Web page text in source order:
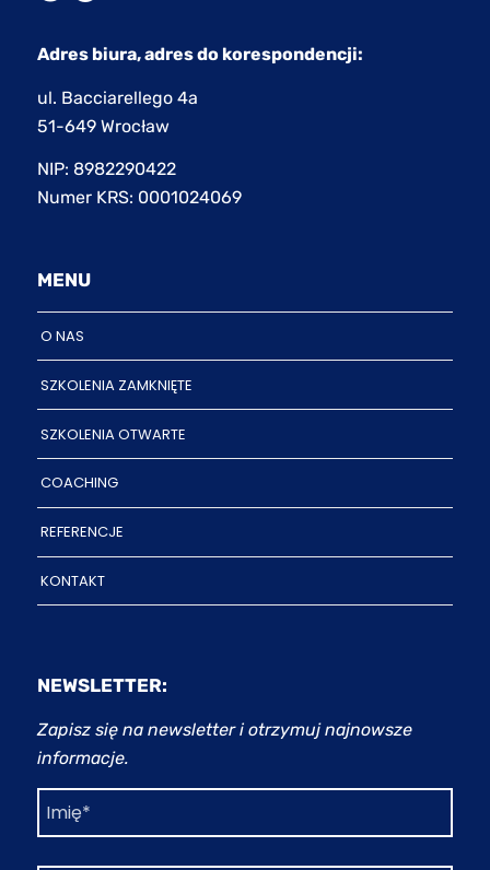
Adres biura, adres do korespondencji:
ul. Bacciarellego 4a
51-649 Wrocław
NIP: 8982290422
Numer KRS: 0001024069
MENU
O NAS
SZKOLENIA ZAMKNIĘTE
SZKOLENIA OTWARTE
COACHING
REFERENCJE
KONTAKT
NEWSLETTER:
Zapisz się na newsletter i otrzymuj najnowsze
informacje.